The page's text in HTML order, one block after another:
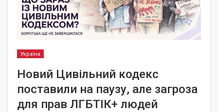
Україна
Новий Цивільний кодекс
поставили на паузу, але загроза
для прав ЛГБТІК+ людей